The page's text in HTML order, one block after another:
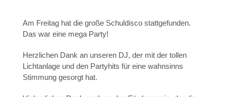
Am Freitag hat die große Schuldisco stattgefunden.
Das war eine mega Party!
Herzlichen Dank an unseren DJ, der mit der tollen
Lichtanlage und den Partyhits für eine wahnsinns
Stimmung gesorgt hat.